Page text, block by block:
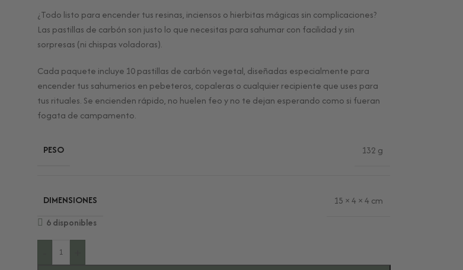
¿Todo listo para encender tus resinas, inciensos o hierbitas mágicas sin complicaciones?
Las pastillas de carbón son justo lo que necesitas para sahumar con facilidad y sin
sorpresas (ni chispas voladoras).
Cada paquete incluye 10 pastillas de carbón vegetal, diseñadas especialmente para
encender tus sahumerios en pebeteros, copaleras o cualquier recipiente que uses para
tus rituales. Se encienden rápido, no huelen feo y no te dejan esperando como si fueran
fogata de campamento.
PESO 132 g
DIMENSIONES
15 × 4 × 4 cm
6 disponibles